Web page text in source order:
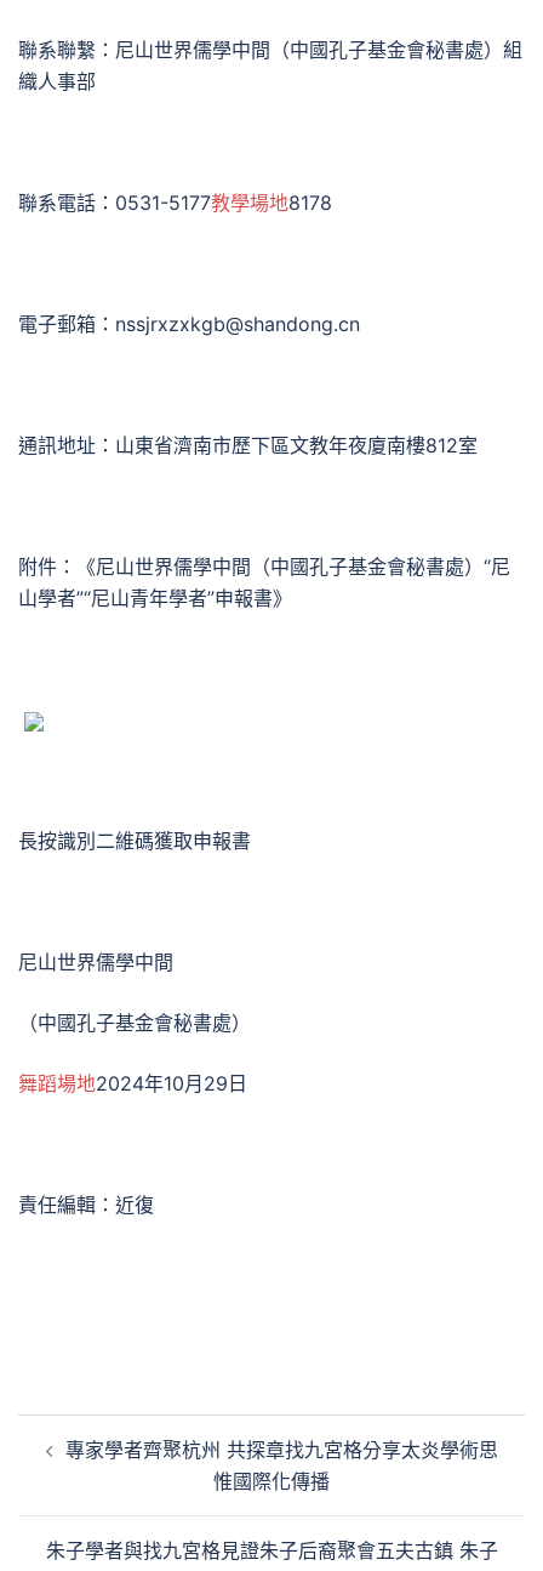
聯系聯繫：尼山世界儒學中間（中國孔子基金會秘書處）組
織人事部
聯系電話：0531-5177教學場地8178
電子郵箱：nssjrxzxkgb@shandong.cn
通訊地址：山東省濟南市歷下區文教年夜廈南樓812室
附件：《尼山世界儒學中間（中國孔子基金會秘書處）“尼
山學者”“尼山青年學者”申報書》
長按識別二維碼獲取申報書
尼山世界儒學中間
（中國孔子基金會秘書處）
舞蹈場地2024年10月29日
責任編輯：近復
專家學者齊聚杭州 共探章找九宮格分享太炎學術思
惟國際化傳播
朱子學者與找九宮格見證朱子后裔聚會五夫古鎮 朱子